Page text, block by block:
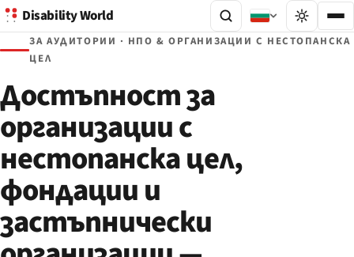
Disability World
ЗА АУДИТОРИИ · НПО & ОРГАНИЗАЦИИ С НЕСТОПАНСКА
ЦЕЛ
Достъпност за
организации с
нестопанска цел,
фондации и
застъпнически